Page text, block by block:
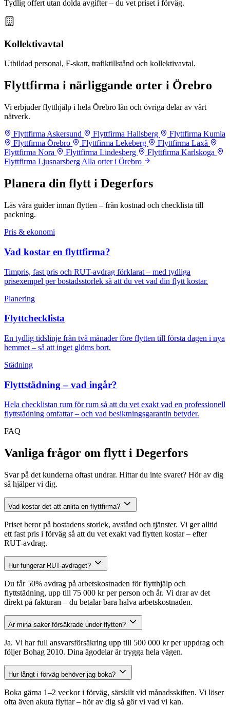
Tydlig offert utan dolda avgifter – du vet priset i förväg.
Kollektivavtal
Utbildad personal, F-skatt, trafiktillstånd och kollektivavtal.
Flyttfirma i närliggande orter i Örebro
Vi erbjuder flytthjälp i hela Örebro län och övriga delar av vårt
nätverk.
Flyttfirma Askersund
Flyttfirma Hallsberg
Flyttfirma Kumla
Flyttfirma Örebro
Flyttfirma Lekeberg
Flyttfirma Laxå
Flyttfirma Nora
Flyttfirma Lindesberg
Flyttfirma Karlskoga
Flyttfirma Ljusnarsberg Alla orter i Örebro
Planera din flytt i Degerfors
Läs våra guider innan flytten – från kostnad och checklista till
packning.
Pris & ekonomi
Vad kostar en flyttfirma?
Timpris, fast pris och RUT-avdrag förklarat – med tydliga
prisexempel per bostadsstorlek så att du vet vad din flytt kostar.
Planering
Flyttchecklista
En tydlig tidslinje från två månader före flytten till första dagen i nya
hemmet – så att inget glöms bort.
Städning
Flyttstädning – vad ingår?
Hela checklistan rum för rum så att du vet exakt vad en professionell
flyttstädning omfattar – och vad besiktningsgarantin betyder.
FAQ
Vanliga frågor om flytt i Degerfors
Svar på det kunderna oftast undrar. Hittar du inte svaret? Hör av dig
så hjälper vi dig.
Vad kostar det att anlita en flyttfirma?
Priset beror på bostadens storlek, avstånd och tjänster. Vi ger alltid
ett fast pris i förväg så att du vet exakt vad flytten kostar – efter
RUT-avdrag.
Hur fungerar RUT-avdraget?
Du får 50% avdrag på arbetskostnaden för flytthjälp och
flyttstädning, upp till 75 000 kr per person och år. Vi drar av det
direkt på fakturan – du betalar bara halva arbetskostnaden.
Är mina saker försäkrade under flytten?
Ja. Vi har full ansvarsförsäkring upp till 500 000 kr per uppdrag och
följer Bohag 2010. Dina ägodelar är trygga hela vägen.
Hur långt i förväg behöver jag boka?
Boka gärna 1–2 veckor i förväg, särskilt vid månadsskiften. Vi löser
ofta även akuta flyttar – hör av dig så gör vi vad vi kan.